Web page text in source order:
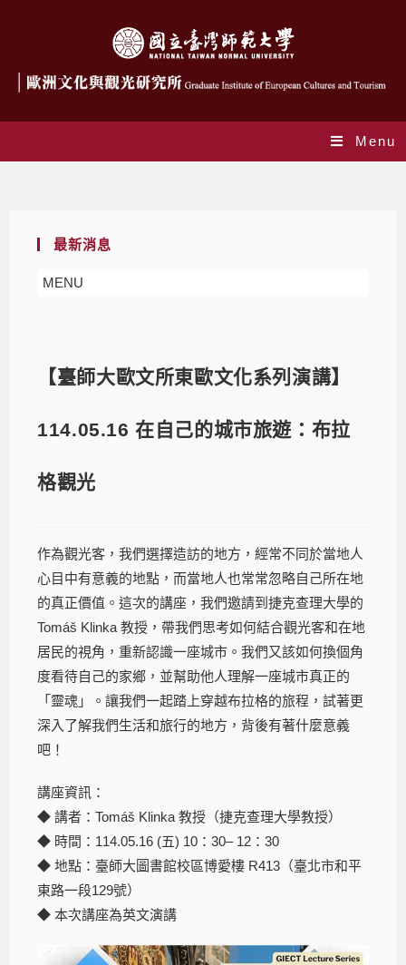
Menu
最新消息
MENU
【臺師大歐文所東歐文化系列演講】
114.05.16 在自己的城市旅遊：布拉
格觀光
作為觀光客，我們選擇造訪的地方，經常不同於當地人
心目中有意義的地點，而當地人也常常忽略自己所在地
的真正價值。這次的講座，我們邀請到捷克查理大學的
Tomáš Klinka 教授，帶我們思考如何結合觀光客和在地
居民的視角，重新認識一座城市。我們又該如何換個角
度看待自己的家鄉，並幫助他人理解一座城市真正的
「靈魂」。讓我們一起踏上穿越布拉格的旅程，試著更
深入了解我們生活和旅行的地方，背後有著什麼意義
吧！
講座資訊：
◆ 講者：Tomáš Klinka 教授（捷克查理大學教授）
◆ 時間：114.05.16 (五) 10：30– 12：30
◆ 地點：臺師大圖書館校區博愛樓 R413（臺北市和平
東路一段129號）
◆ 本次講座為英文演講